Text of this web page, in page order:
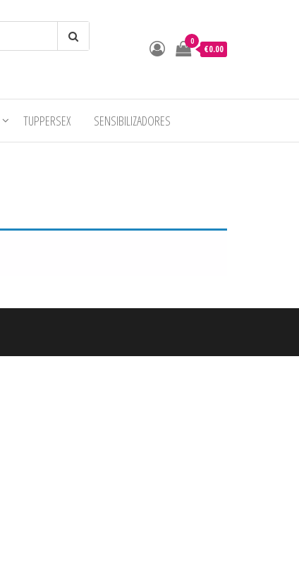
0
€0.00
TUPPERSEX SENSIBILIZADORES